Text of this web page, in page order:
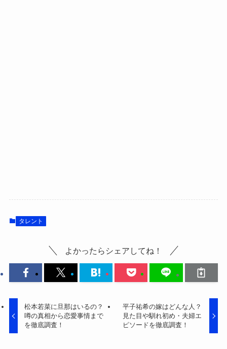
タレント
よかったらシェアしてね！
松本若菜に旦那はいるの？
噂の真相から恋愛事情まで
を徹底調査！
平子祐希の嫁はどんな人？
見た目や馴れ初め・夫婦エ
ピソードを徹底調査！